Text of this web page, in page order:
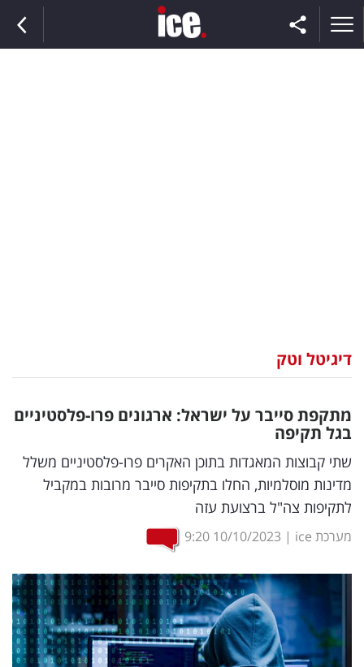
וצרכנות
דיגיטל
וטק
שיווק
ופרסום
מדדים
ומחקרים
דעות
דיגיטל וטק
מתקפת סייבר על ישראל: ארגונים פרו-פלסטיניים
בגל תקיפה
שתי קבוצות המאגדות בתוכן האקרים פרו-פלסטיניים משלל
מדינות מוסלמיות, החלו בתקיפות סייבר מרובות במקביל
לתקיפות צה"ל ברצועת עזה
מערכת ice |
10/10/2023
9:20